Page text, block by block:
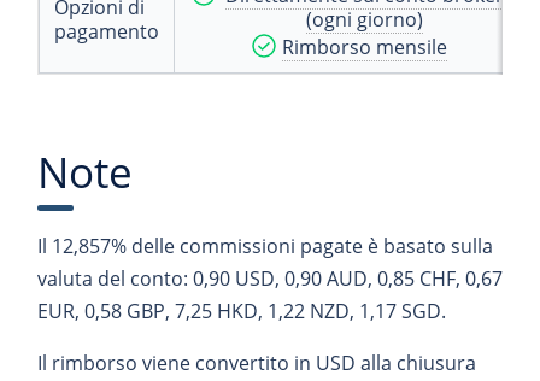
Opzioni di
pagamento
(ogni giorno)
Rimborso mensile
Note
Il 12,857% delle commissioni pagate è basato sulla
valuta del conto: 0,90 USD, 0,90 AUD, 0,85 CHF, 0,67
EUR, 0,58 GBP, 7,25 HKD, 1,22 NZD, 1,17 SGD.
Il rimborso viene convertito in USD alla chiusura